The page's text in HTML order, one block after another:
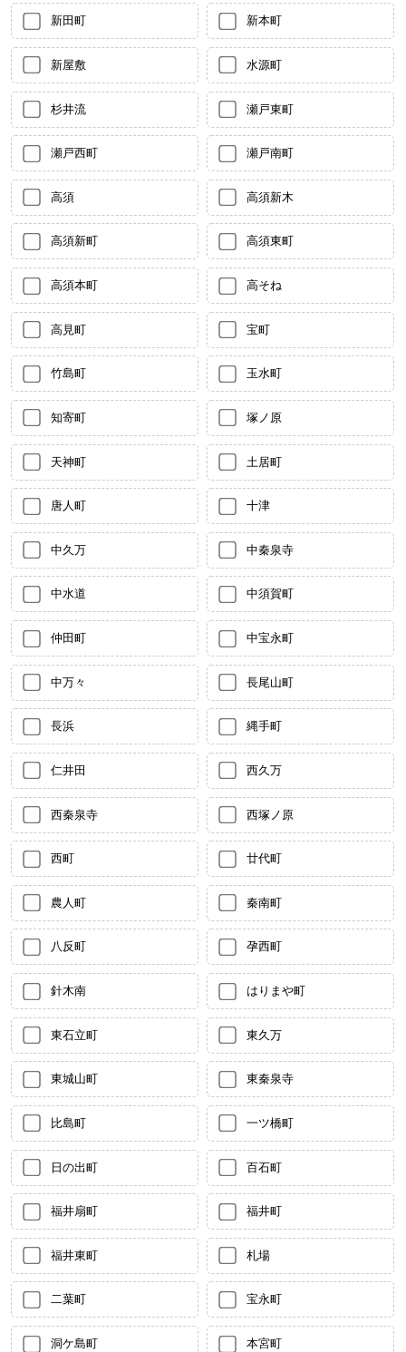
新田町 新本町
新屋敷 水源町
杉井流 瀬戸東町
瀬戸西町 瀬戸南町
高須 高須新木
高須新町 高須東町
高須本町 高そね
高見町 宝町
竹島町 玉水町
知寄町 塚ノ原
天神町 土居町
唐人町 十津
中久万 中秦泉寺
中水道 中須賀町
仲田町 中宝永町
中万々 長尾山町
長浜 縄手町
仁井田 西久万
西秦泉寺 西塚ノ原
西町 廿代町
農人町 秦南町
八反町 孕西町
針木南 はりまや町
東石立町 東久万
東城山町 東秦泉寺
比島町 一ツ橋町
日の出町 百石町
福井扇町 福井町
福井東町 札場
二葉町 宝永町
洞ケ島町 本宮町